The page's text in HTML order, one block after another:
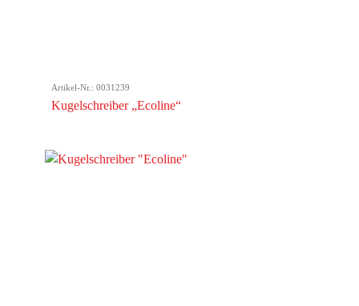
Artikel-Nr.: 0031239
Kugelschreiber „Ecoline“